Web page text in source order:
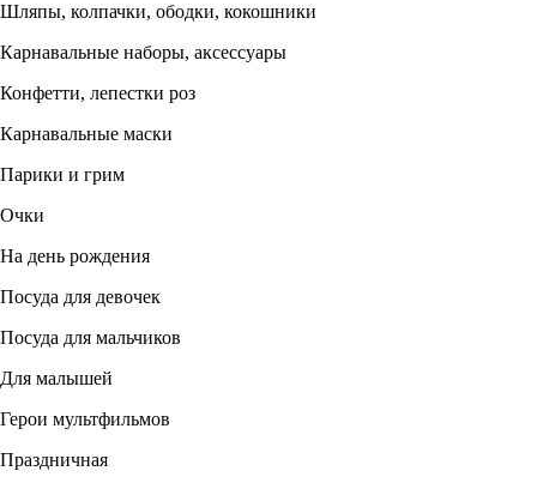
Шляпы, колпачки, ободки, кокошники
Карнавальные наборы, аксессуары
Конфетти, лепестки роз
Карнавальные маски
Парики и грим
Очки
На день рождения
Посуда для девочек
Посуда для мальчиков
Для малышей
Герои мультфильмов
Праздничная